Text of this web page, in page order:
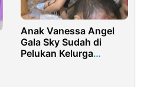
Anak Vanessa Angel
Gala Sky Sudah di
Pelukan Kelurga